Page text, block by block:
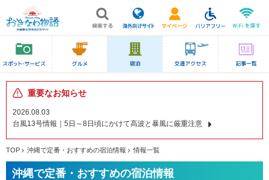
重要なお知らせ
2026.08.03
台風13号情報｜5日～8日頃にかけて高波と暴風に厳重注意
TOP 沖縄で定番・おすすめの宿泊情報 情報一覧
沖縄で定番・おすすめの宿泊情報